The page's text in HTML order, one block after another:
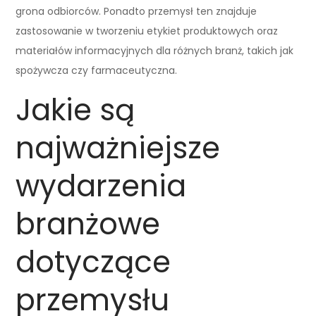
grona odbiorców. Ponadto przemysł ten znajduje
zastosowanie w tworzeniu etykiet produktowych oraz
materiałów informacyjnych dla różnych branż, takich jak
spożywcza czy farmaceutyczna.
Jakie są
najważniejsze
wydarzenia
branżowe
dotyczące
przemysłu